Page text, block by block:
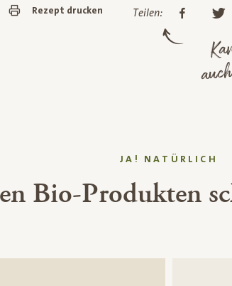
Rezept drucken Teilen:
JA! NATÜRLICH
Bio-Produkten